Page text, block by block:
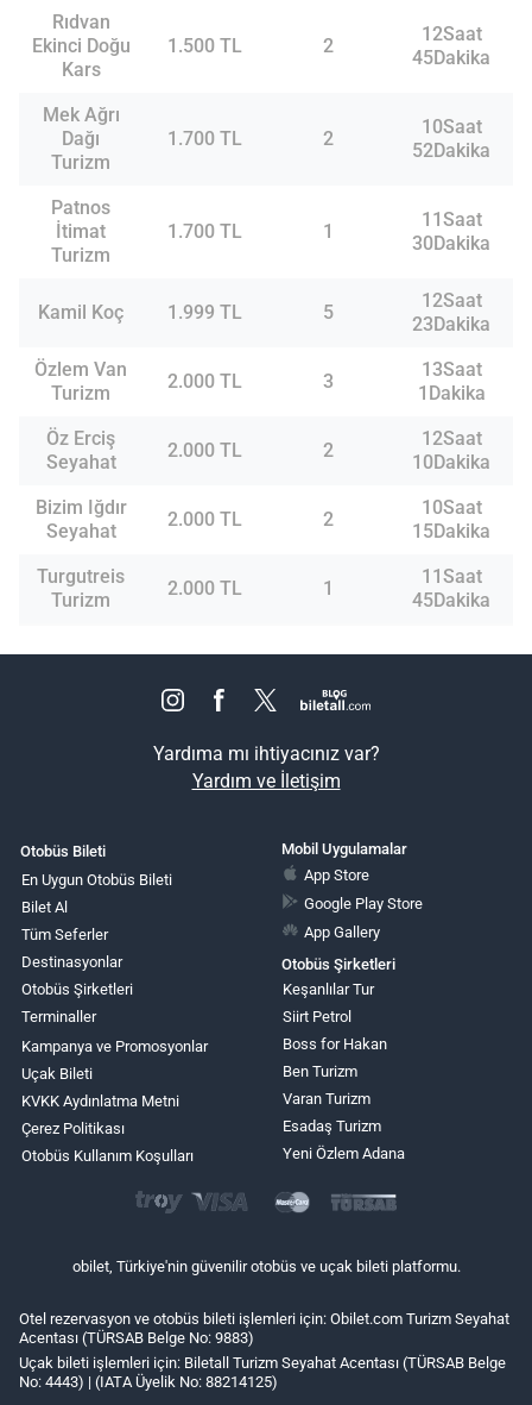
Rıdvan
Ekinci Doğu
Kars
1.500 TL 2
12Saat
45Dakika
Mek Ağrı
Dağı
Turizm
1.700 TL 2
10Saat
52Dakika
Patnos
İtimat
Turizm
1.700 TL 1
11Saat
30Dakika
Kamil Koç 1.999 TL 5
12Saat
23Dakika
Özlem Van
Turizm
2.000 TL 3
13Saat
1Dakika
Öz Erciş
Seyahat
2.000 TL 2
12Saat
10Dakika
Bizim Iğdır
Seyahat
2.000 TL 2
10Saat
15Dakika
Turgutreis
Turizm
2.000 TL 1
11Saat
45Dakika
Yardıma mı ihtiyacınız var?
Yardım ve İletişim
Otobüs Bileti
En Uygun Otobüs Bileti
Bilet Al
Tüm Seferler
Destinasyonlar
Otobüs Şirketleri
Terminaller
Kampanya ve Promosyonlar
Uçak Bileti
KVKK Aydınlatma Metni
Çerez Politikası
Otobüs Kullanım Koşulları
Mobil Uygulamalar
App Store
Google Play Store
App Gallery
Otobüs Şirketleri
Keşanlılar Tur
Siirt Petrol
Boss for Hakan
Ben Turizm
Varan Turizm
Esadaş Turizm
Yeni Özlem Adana
obilet, Türkiye'nin güvenilir otobüs ve uçak bileti platformu.
Otel rezervasyon ve otobüs bileti işlemleri için: Obilet.com Turizm Seyahat
Acentası (TÜRSAB Belge No: 9883)
Uçak bileti işlemleri için: Biletall Turizm Seyahat Acentası (TÜRSAB Belge
No: 4443) | (IATA Üyelik No: 88214125)